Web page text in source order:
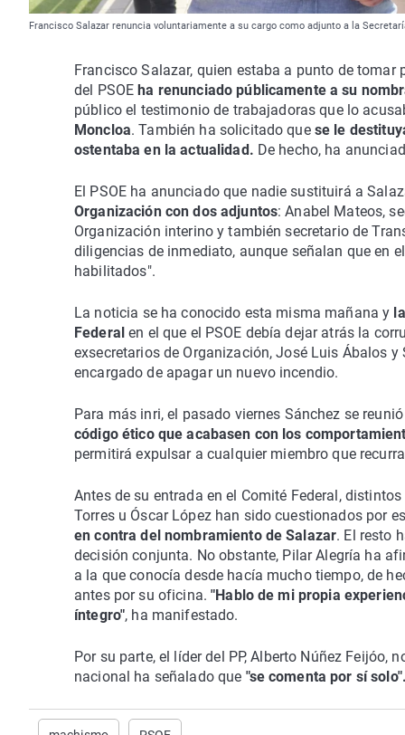
Francisco Salazar renuncia voluntariamente a su cargo como adjunto a la
Francisco Salazar, quien estaba a punto de
del PSOE ha renunciado públicamente a su
público el testimonio de trabajadoras que lo
Moncloa. También ha solicitado que se le
ostentaba en la actualidad. De hecho, ha
El PSOE ha anunciado que nadie sustituirá a
Organización con dos adjuntos: Anabel Mateos,
Organización interino y también secretario de
diligencias de inmediato, aunque señalan que en
habilitados".
La noticia se ha conocido esta misma mañana y
Federal en el que el PSOE debía dejar atrás la
exsecretarios de Organización, José Luis Ábalos
encargado de apagar un nuevo incendio.
Para más inri, el pasado viernes Sánchez se
código ético que acabasen con los
permitirá expulsar a cualquier miembro que
Antes de su entrada en el Comité Federal,
Torres u Óscar López han sido cuestionados por
en contra del nombramiento de Salazar. El resto
decisión conjunta. No obstante, Pilar Alegría ha
a la que conocía desde hacía mucho tiempo, de
antes por su oficina."Hablo de mi propia
íntegro", ha manifestado.
Por su parte, el líder del PP, Alberto Núñez
nacional ha señalado que "se comenta por sí solo".